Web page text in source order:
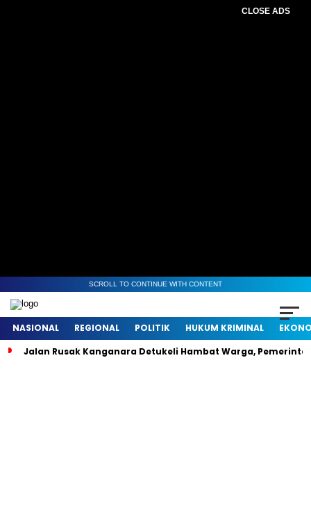
CLOSE ADS
SCROLL TO CONTINUE WITH CONTENT
NASIONAL REGIONAL POLITIK HUKUM KRIMINAL
Jalan Rusak Kanganara Detukeli Hambat Warga,